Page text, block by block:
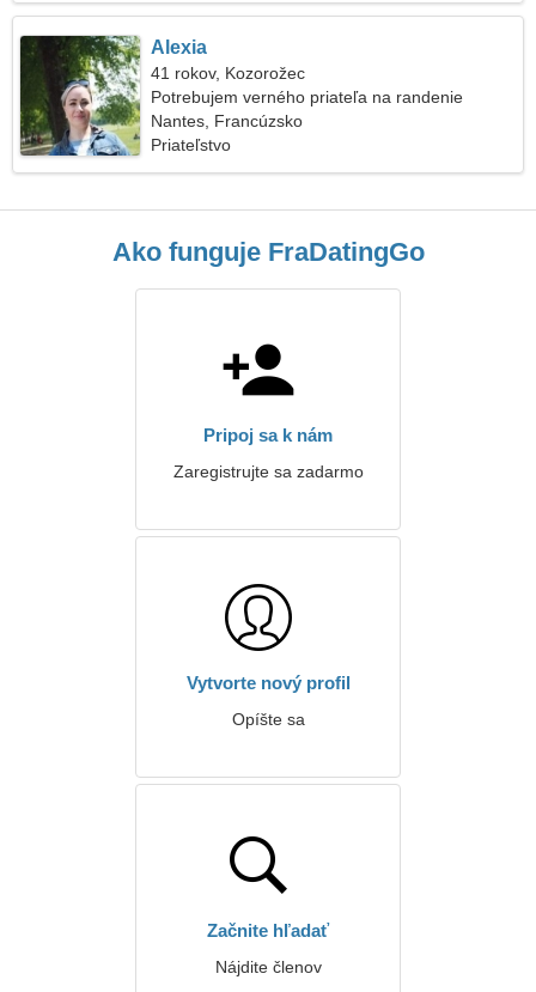
Alexia
41 rokov, Kozorožec
Potrebujem verného priateľa na randenie
Nantes, Francúzsko
Priateľstvo
Ako funguje FraDatingGo
Pripoj sa k nám
Zaregistrujte sa zadarmo
Vytvorte nový profil
Opíšte sa
Začnite hľadať
Nájdite členov